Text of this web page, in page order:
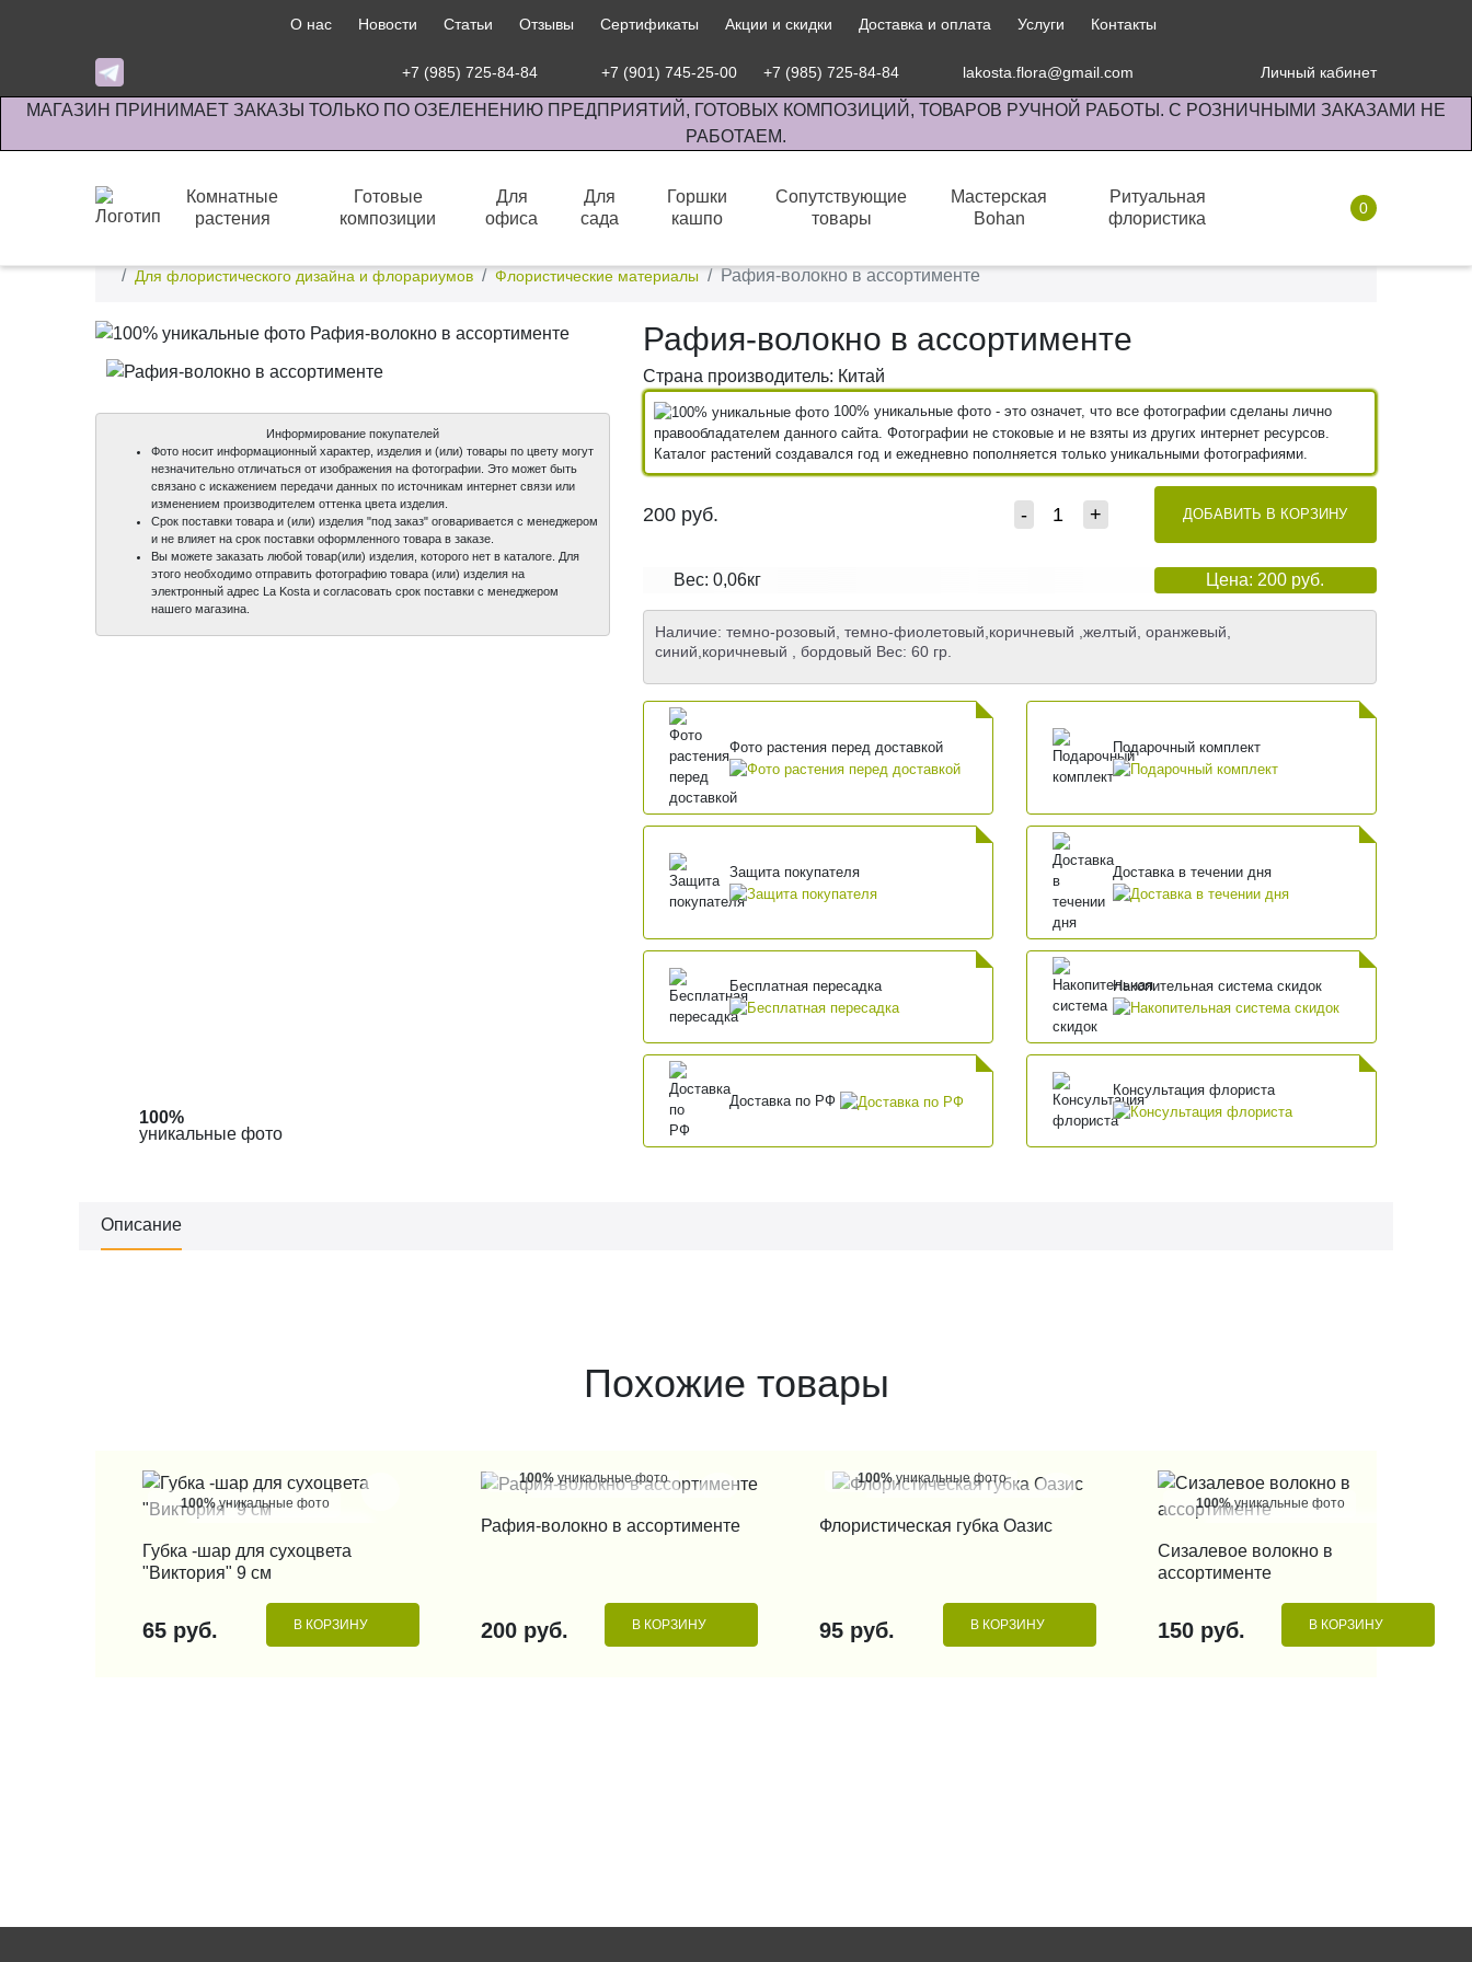
О нас Новости Статьи Отзывы Сертификаты Акции и скидки Доставка и оплата Услуги Контакты
+7 (985) 725-84-84 +7 (901) 745-25-00 +7 (985) 725-84-84 lakosta.flora@gmail.com Личный кабинет
МАГАЗИН ПРИНИМАЕТ ЗАКАЗЫ ТОЛЬКО ПО ОЗЕЛЕНЕНИЮ ПРЕДПРИЯТИЙ, ГОТОВЫХ КОМПОЗИЦИЙ, ТОВАРОВ РУЧНОЙ РАБОТЫ. С РОЗНИЧНЫМИ ЗАКАЗАМИ НЕ
РАБОТАЕМ.
Комнатные
растения
Готовые
композиции
Для
офиса
Для
сада
Горшки
кашпо
Сопутствующие
товары
Мастерская
Bohan
Ритуальная
флористика
0
Для флористического дизайна и флорариумов
Флористические материалы Рафия-волокно в ассортименте
100%
уникальные фото
Информирование покупателей
Фото носит информационный характер, изделия и (или) товары по цвету могут
незначительно отличаться от изображения на фотографии. Это может быть
связано с искажением передачи данных по источникам интернет связи или
изменением производителем оттенка цвета изделия.
Срок поставки товара и (или) изделия "под заказ" оговаривается с менеджером
и не влияет на срок поставки оформленного товара в заказе.
Вы можете заказать любой товар(или) изделия, которого нет в каталоге. Для
этого необходимо отправить фотографию товара (или) изделия на
электронный адрес La Kosta и согласовать срок поставки с менеджером
нашего магазина.
Рафия-волокно в ассортименте
Страна производитель: Китай
100% уникальные фото - это означет, что все фотографии сделаны лично
правообладателем данного сайта. Фотографии не стоковые и не взяты из других интернет ресурсов.
Каталог растений создавался год и ежедневно пополняется только уникальными фотографиями.
200 руб. - + ДОБАВИТЬ В КОРЗИНУ
Вес: 0,06кг Цена: 200 руб.
Наличие: темно-розовый, темно-фиолетовый,коричневый ,желтый, оранжевый,
синий,коричневый , бордовый Вес: 60 гр.
Фото растения перед доставкой Подарочный комплект
Защита покупателя Доставка в течении дня
Бесплатная пересадка Накопительная система скидок
Доставка по РФ
Консультация флориста
Описание
Похожие товары
100%уникальные фото
КУПИТЬ В 1 КЛИК
Губка -шар для сухоцвета
"Виктория" 9 см
65 руб. В КОРЗИНУ
100% уникальные фото
Рафия-волокно в ассортименте
200 руб. В КОРЗИНУ
100%уникальные фото
Флористическая губка Оазис
95 руб. В КОРЗИНУ
100%уникальные фото
КУПИТЬ В 1 КЛИК
Сизалевое волокно в
ассортименте
150 руб. В КОРЗИНУ